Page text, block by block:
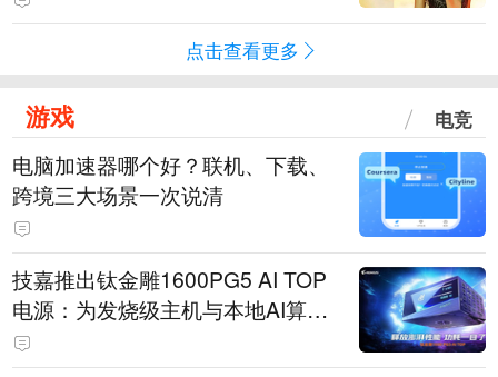
点击查看更多
游戏 电竞
电脑加速器哪个好？联机、下载、
跨境三大场景一次说清
技嘉推出钛金雕1600PG5 AI TOP
电源：为发烧级主机与本地AI算力
打造旗舰供电方案